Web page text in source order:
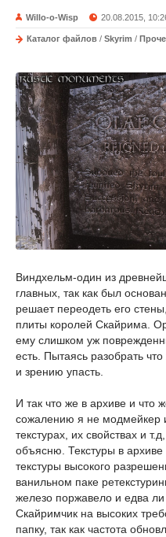
Willo-o-Wisp 20.08.2015,
Каталог файлов / Skyrim /
Виндхельм-один из
главных, так как был
решает переодеть его
плиты королей Скайрима.
ему слишком уж
есть. Пытаясь разобрать
и зрению упасть.
И так что же в архиве и что
сожалению я не модмейкер
текстурах, их свойствах и
объясню. Текстуры в архиве
текстуры высокого
ванильном паке
железо поржавело и едва
Скайримчик на высоких
папку, так как частота